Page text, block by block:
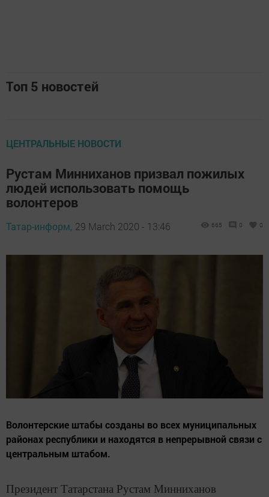
Топ 5 новостей
ЦЕНТРАЛЬНЫЕ НОВОСТИ
Рустам Минниханов призвал пожилых
людей использовать помощь
волонтеров
Татар-информ, 29 March 2020 - 13:46 665 0 0
Волонтерские штабы созданы во всех муниципальных
районах республики и находятся в непрерывной связи с
центральным штабом.
Президент Татарстана Рустам Минниханов